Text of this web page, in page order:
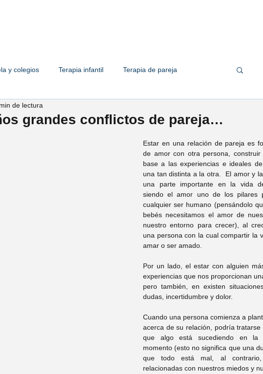
y colegios Terapia infantil Terapia de pareja
Intervencion familiar
Psic. Omar Ramirez
Psic. Itzel Trejo
Psic. Yuridia Recio
Psic. Rocío Argüelles
grandes conflictos de pareja…
de lectura
Estar en una relación de pareja es
de amor con otra persona, construir
base a las experiencias e ideales
una tan distinta a la otra.  El amor y
una parte importante en la vida
siendo el amor uno de los pilares
cualquier ser humano (pensándolo
bebés necesitamos el amor de
nuestro entorno para crecer), al
una persona con la cual compartir la
amar o ser amado.
Por un lado, el estar con alguien
experiencias que nos proporcionan
pero también, en existen
dudas, incertidumbre y dolor.
Cuando una persona comienza a
acerca de su relación, podría
que algo está sucediendo en la
momento (esto no significa que una
que todo está mal, al
relacionadas con nuestros miedos y